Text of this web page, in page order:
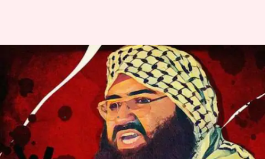
अयोध्या विवाद पर फैसले के बाद
भारत में बड़ा आतंकी हमला कराने
की फिराक में जैश
लेखन मुकुल तोमर Nov 10, 2019 10:57 am
क्या है खबर?